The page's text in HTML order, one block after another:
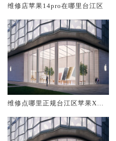
维修店苹果14pro在哪里台江区
维修点哪里正规台江区苹果XRM